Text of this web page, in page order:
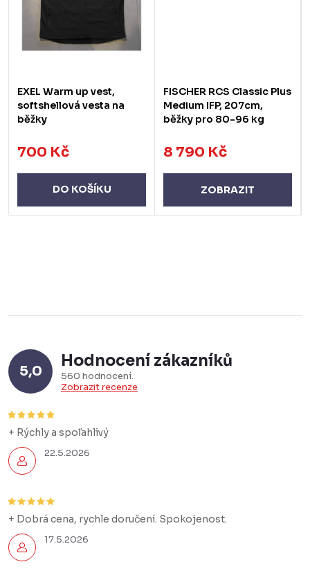
EXEL Warm up vest,
softshellová vesta na
běžky
700 Kč
DO KOŠÍKU
FISCHER RCS Classic Plus
Medium IFP, 207cm,
běžky pro 80-96 kg
8 790 Kč
ZOBRAZIT
5,0
Hodnocení zákazníků
560 hodnocení
Zobrazit recenze
22.5.2026
+ Rýchly a spoľahlivý
17.5.2026
+ Dobrá cena, rychle doručení. Spokojenost.